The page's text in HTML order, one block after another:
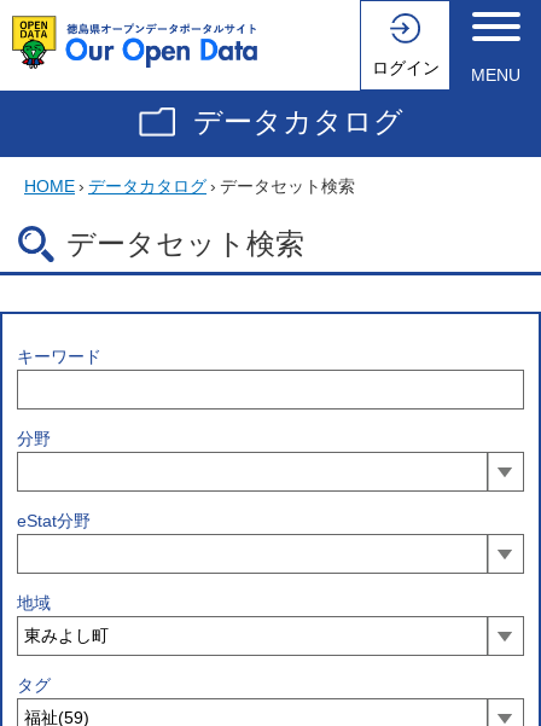
ログイン MENU
データカタログ
HOME› データカタログ› データセット検索
データセット検索
キーワード
分野
eStat分野
地域
タグ